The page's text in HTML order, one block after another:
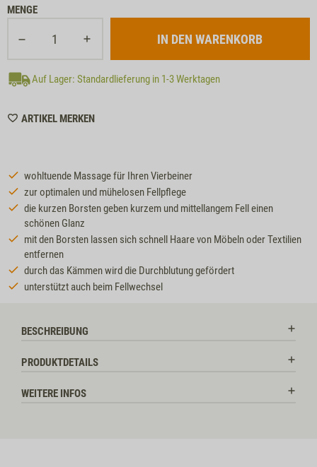
MENGE
Auf Lager: Standardlieferung in 1-3 Werktagen
ARTIKEL MERKENWISHLIST
wohltuende Massage für Ihren Vierbeiner
zur optimalen und mühelosen Fellpflege
die kurzen Borsten geben kurzem und mittellangem Fell einen
schönen Glanz
mit den Borsten lassen sich schnell Haare von Möbeln oder Textilien
entfernen
durch das Kämmen wird die Durchblutung gefördert
unterstützt auch beim Fellwechsel
BESCHREIBUNG
PRODUKTDETAILS
WEITERE INFOS